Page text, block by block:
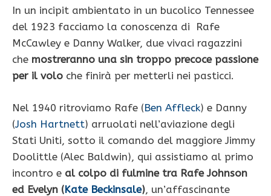
In un incipit ambientato in un bucolico Tennessee
del 1923 facciamo la conoscenza di Rafe
McCawley e Danny Walker, due vivaci ragazzini
che mostreranno una sin troppo precoce passione
per il volo che finirà per metterli nei pasticci.
Nel 1940 ritroviamo Rafe (Ben Affleck) e Danny
(Josh Hartnett) arruolati nell’aviazione degli
Stati Uniti, sotto il comando del maggiore Jimmy
Doolittle (Alec Baldwin), qui assistiamo al primo
incontro e al colpo di fulmine tra Rafe Johnson
ed Evelyn (Kate Beckinsale), un’affascinante